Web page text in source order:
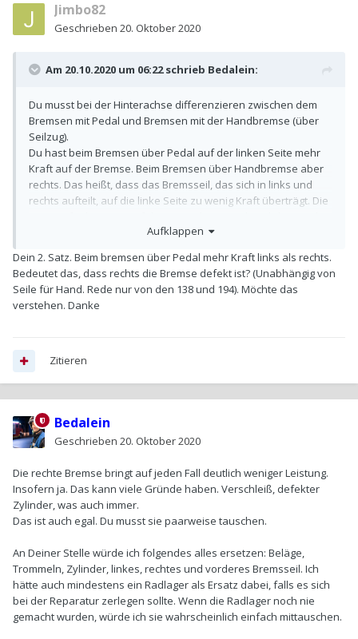
Jimbo82
Geschrieben 20. Oktober 2020
Am 20.10.2020 um 06:22 schrieb Bedalein:
Du musst bei der Hinterachse differenzieren zwischen dem
Bremsen mit Pedal und Bremsen mit der Handbremse (über
Seilzug).
Du hast beim Bremsen über Pedal auf der linken Seite mehr
Kraft auf der Bremse. Beim Bremsen über Handbremse aber
rechts. Das heißt, dass das Bremsseil, das sich in links und
rechts aufteilt, auf die linke Seite zu wenig Kraft überträgt. Die
Wert der Pedalbremsung zeigt.
Somit wird das linke Bremsseil schwergäng (bzw.
schwergängiger als rechts) gehen.
Für mich heißt das zusammenfassend: Bremse auf der
das vordere Seil, das bis zum Handbremshebel führt,
Aufklappen
Dein 2. Satz. Beim bremsen über Pedal mehr Kraft links als rechts.
Bedeutet das, dass rechts die Bremse defekt ist? (Unabhängig von
Seile für Hand. Rede nur von den 138 und 194). Möchte das
verstehen. Danke
Zitieren
Bedalein
Geschrieben 20. Oktober 2020
Die rechte Bremse bringt auf jeden Fall deutlich weniger Leistung.
Insofern ja. Das kann viele Gründe haben. Verschleiß, defekter
Zylinder, was auch immer.
Das ist auch egal. Du musst sie paarweise tauschen.
An Deiner Stelle würde ich folgendes alles ersetzen: Beläge,
Trommeln, Zylinder, linkes, rechtes und vorderes Bremsseil. Ich
hätte auch mindestens ein Radlager als Ersatz dabei, falls es sich
bei der Reparatur zerlegen sollte. Wenn die Radlager noch nie
gemacht wurden, würde ich sie wahrscheinlich einfach mittauschen.